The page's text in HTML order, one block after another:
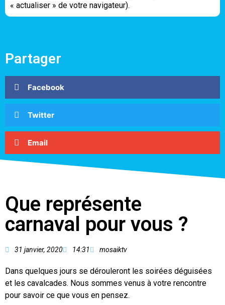
« actualiser » de votre navigateur).
Partager
Facebook
Twitter
Email
Que représente
carnaval pour vous ?
31 janvier, 2020 14:31 mosaiktv
Dans quelques jours se dérouleront les soirées déguisées
et les cavalcades. Nous sommes venus à votre rencontre
pour savoir ce que vous en pensez.